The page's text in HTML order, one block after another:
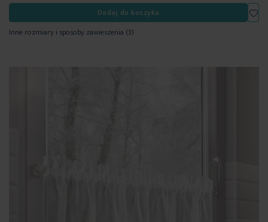
Dodaj do koszyka
Inne rozmiary i sposoby zawieszenia (3)